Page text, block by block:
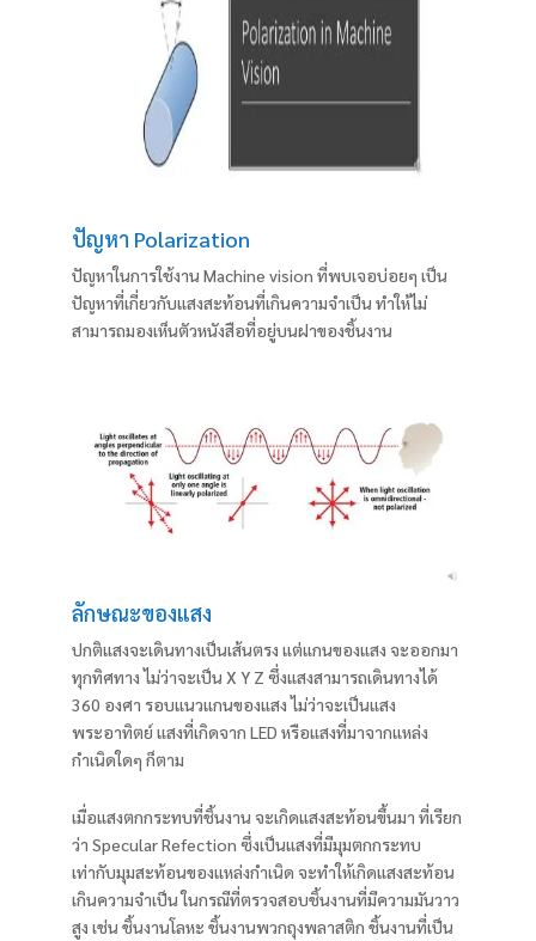
ปัญหา Polarization
ปัญหาในการใช้งาน Machine vision ที่พบเจอบ่อยๆ เป็น
ปัญหาที่เกี่ยวกับแสงสะท้อนที่เกินความจำเป็น ทำให้ไม่
สามารถมองเห็นตัวหนังสือที่อยู่บนฝาของชิ้นงาน
ลักษณะของแสง
ปกติแสงจะเดินทางเป็นเส้นตรง แต่แกนของแสง จะออกมา
ทุกทิศทาง ไม่ว่าจะเป็น X Y Z ซึ่งแสงสามารถเดินทางได้
360 องศา รอบแนวแกนของแสง ไม่ว่าจะเป็นแสง
พระอาทิตย์ แสงที่เกิดจาก LED หรือแสงที่มาจากแหล่ง
กำเนิดใดๆ ก็ตาม
เมื่อแสงตกกระทบที่ชิ้นงาน จะเกิดแสงสะท้อนขึ้นมา ที่เรียก
ว่า Specular Refection ซึ่งเป็นแสงที่มีมุมตกกระทบ
เท่ากับมุมสะท้อนของแหล่งกำเนิด จะทำให้เกิดแสงสะท้อน
เกินความจำเป็น ในกรณีที่ตรวจสอบชิ้นงานที่มีความมันวาว
สูง เช่น ชิ้นงานโลหะ ชิ้นงานพวกถุงพลาสติก ชิ้นงานที่เป็น